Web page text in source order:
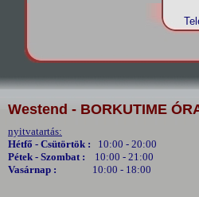
Westend - BORKUTIME
nyitvatartás:
Hétfő - Csütörtök : 10:00 - 20:00
Pétek - Szombat : 10:00 - 21:00
Vasárnap :
10:00 - 18:00